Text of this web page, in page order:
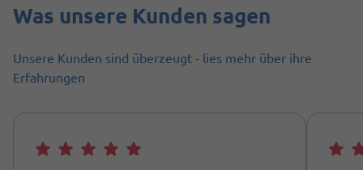
Was unsere Kunden sagen
Unsere Kunden sind überzeugt - lies mehr über ihre
Erfahrungen